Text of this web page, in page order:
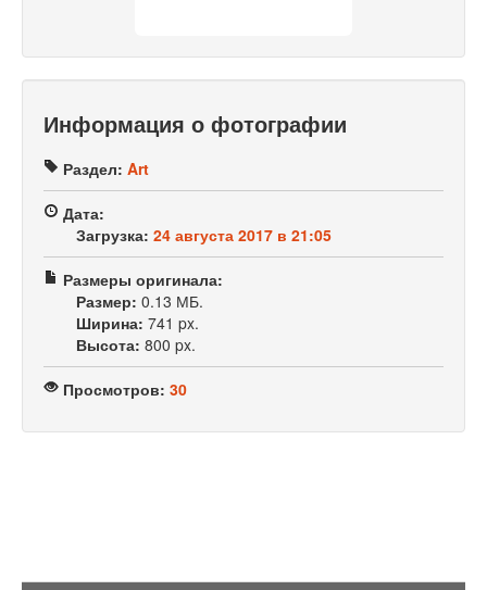
Информация о фотографии
Раздел: Art
Дата:
Загрузка: 24 августа 2017 в 21:05
Размеры оригинала:
Размер: 0.13 МБ.
Ширина: 741 px.
Высота: 800 px.
Просмотров: 30